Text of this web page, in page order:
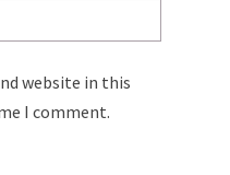
website in this
I comment.